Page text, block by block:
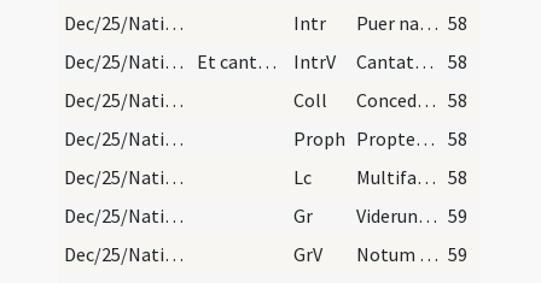
Dec/25/Nativitas/M3/Mass Propers
Intr Puer natus est nobis 58
Dec/25/Nativitas/M3/Mass Propers
Et cantores prius commendant celebranti prout sup… IntrV Cantate Domino
58
Dec/25/Nativitas/M3/Mass Propers
Coll Concede quaesumus omnipotens Deus ut nos Unigeniti tui nova 58
Dec/25/Nativitas/M3/Mass Propers
Proph Propter hoc sciet populus meus nomen meum
58
Dec/25/Nativitas/M3/Mass Propers
Lc Multifarie multisque modis 58
Dec/25/Nativitas/M3/Mass Propers
Gr Viderunt omnes fines terrae 59
Dec/25/Nativitas/M3/Mass Propers
GrV Notum fecit Dominus salutare suum 59